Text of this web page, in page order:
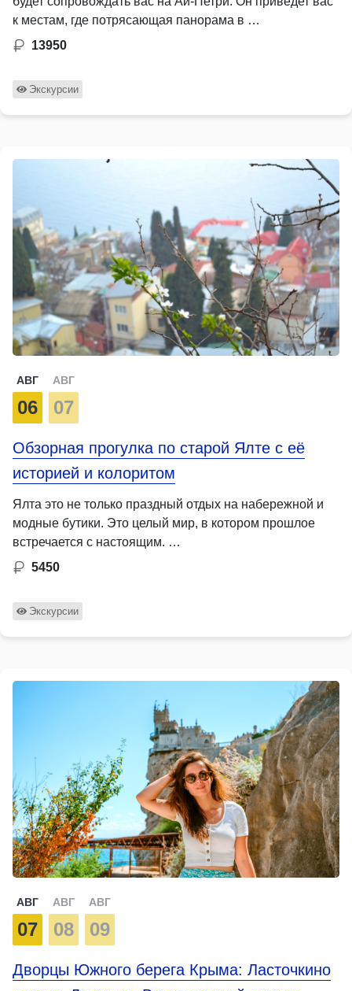
к местам, где потрясающая панорама в …
13950
Экскурсии
АВГ
06
АВГ
07
Обзорная прогулка по старой Ялте с её
историей и колоритом
Ялта это не только праздный отдых на набережной и
модные бутики. Это целый мир, в котором прошлое
встречается с настоящим. …
5450
Экскурсии
АВГ
07
АВГ
08
АВГ
09
Дворцы Южного берега Крыма: Ласточкино